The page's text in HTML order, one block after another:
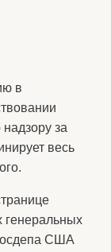
в
за
весь
генеральных
США